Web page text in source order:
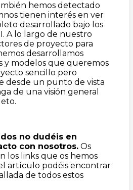
hemos detectado
tienen interés en ver
desarrollado bajo los
A lo largo de nuestro
de proyecto para
desarrollamos
y modelos que queremos
sencillo pero
desde un punto de vista
de una visión general
no dudéis en
con nosotros. Os
los links que os hemos
artículo podéis encontrar
de todos estos